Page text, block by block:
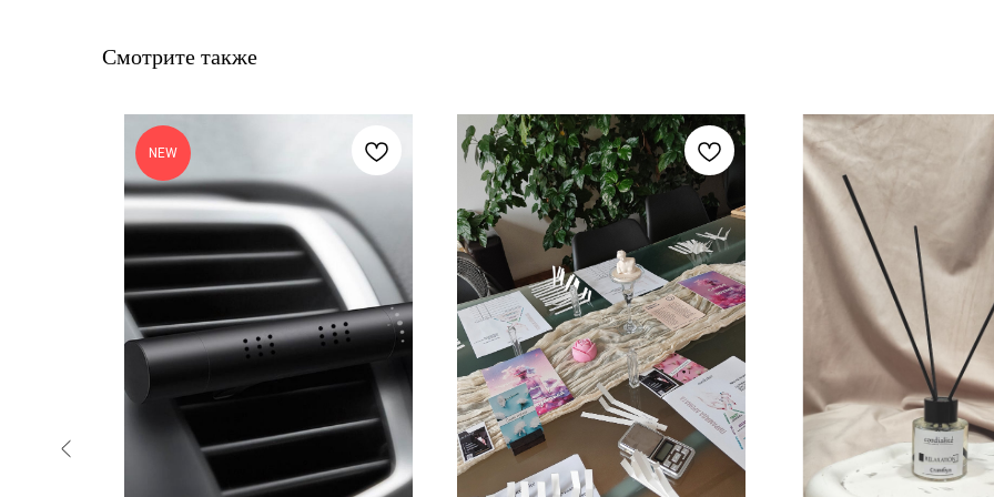
Смотрите также
NEW